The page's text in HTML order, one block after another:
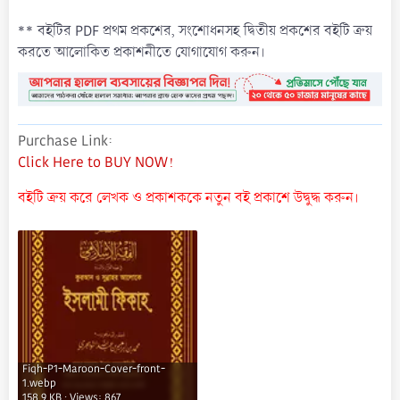
** বইটির PDF প্রথম প্রকশের, সংশোধনসহ দ্বিতীয় প্রকশের বইটি ক্রয়
করতে আলোকিত প্রকাশনীতে যোগাযোগ করুন।
Purchase Link
Click Here to BUY NOW!
বইটি ক্রয় করে লেখক ও প্রকাশককে নতুন বই প্রকাশে উদ্বুদ্ধ করুন।
Fiqh-P1-Maroon-Cover-front-
1.webp